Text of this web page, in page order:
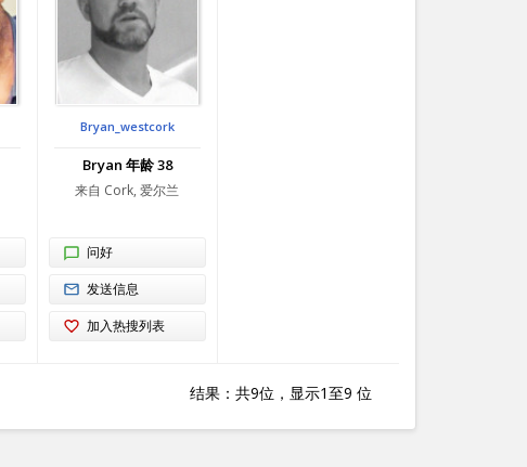
Bryan_westcork
Bryan 年龄 38
来自 Cork, 爱尔兰
问好
发送信息
加入热搜列表
结果：共9位，显示1至9 位